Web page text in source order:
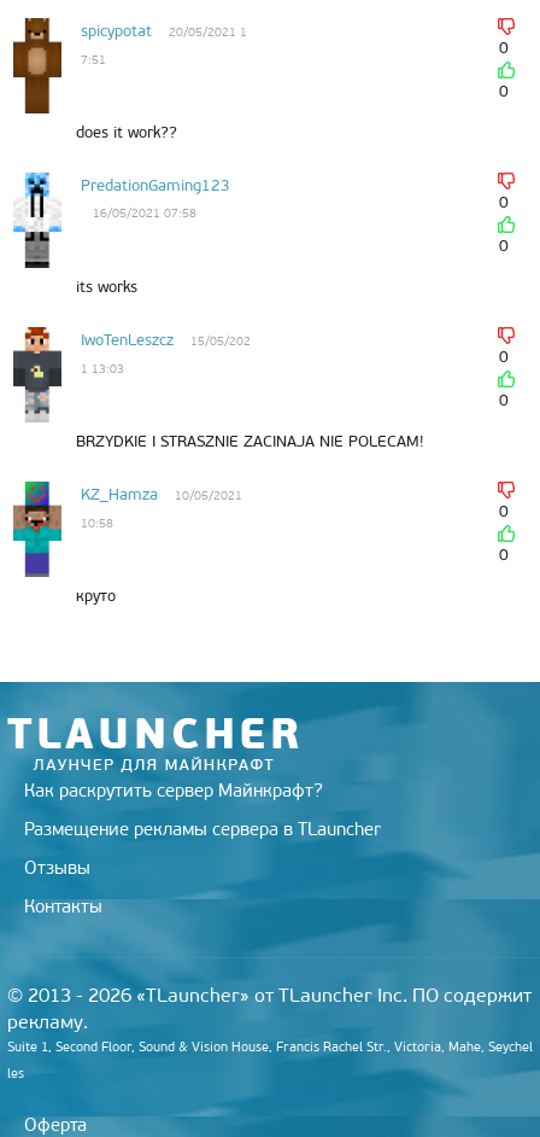
spicypotat
20/05/2021 1
7:51
0
0
does it work??
PredationGaming123
16/05/2021 07:58
0
0
its works
IwoTenLeszcz
15/05/202
1 13:03
0
0
BRZYDKIE I STRASZNIE ZACINAJA NIE POLECAM!
KZ_Hamza
10/05/2021
10:58
0
0
круто
Как раскрутить сервер Майнкрафт?
Размещение рекламы сервера в TLauncher
Отзывы
Контакты
© 2013 - 2026 «TLauncher» от TLauncher Inc. ПО содержит
рекламу.
Suite 1, Second Floor, Sound & Vision House, Francis Rachel Str., Victoria, Mahe, Seychel
les
Оферта